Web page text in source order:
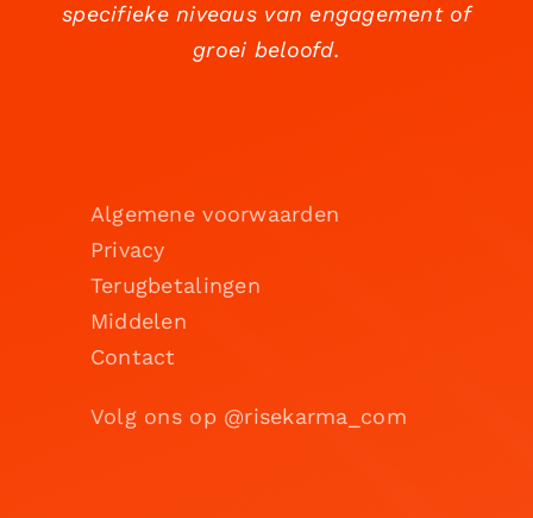
specifieke niveaus van engagement of
groei beloofd.
Algemene voorwaarden
Privacy
Terugbetalingen
Middelen
Contact
Volg ons op @risekarma_com